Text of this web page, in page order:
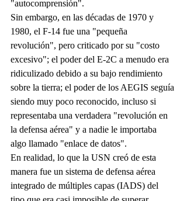
"autocomprensión".
Sin embargo, en las décadas de 1970 y
1980, el F-14 fue una "pequeña
revolución", pero criticado por su "costo
excesivo"; el poder del E-2C a menudo era
ridiculizado debido a su bajo rendimiento
sobre la tierra; el poder de los AEGIS seguía
siendo muy poco reconocido, incluso si
representaba una verdadera "revolución en
la defensa aérea" y a nadie le importaba
algo llamado "enlace de datos".
En realidad, lo que la USN creó de esta
manera fue un sistema de defensa aérea
integrado de múltiples capas (IADS) del